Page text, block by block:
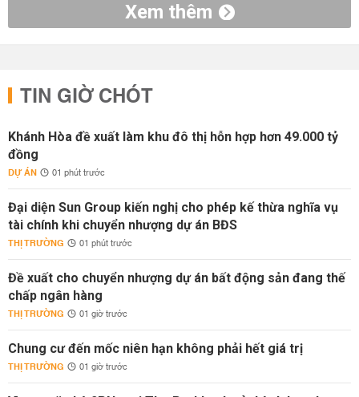
Xem thêm
TIN GIỜ CHÓT
Khánh Hòa đề xuất làm khu đô thị hỗn hợp hơn 49.000 tỷ
đồng
DỰ ÁN 01 phút trước
Đại diện Sun Group kiến nghị cho phép kế thừa nghĩa vụ
tài chính khi chuyển nhượng dự án BĐS
THỊ TRƯỜNG 01 phút trước
Đề xuất cho chuyển nhượng dự án bất động sản đang thế
chấp ngân hàng
THỊ TRƯỜNG 01 giờ trước
Chung cư đến mốc niên hạn không phải hết giá trị
THỊ TRƯỜNG 01 giờ trước